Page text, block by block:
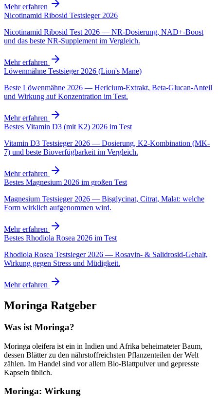
Mehr erfahren
Nicotinamid Ribosid Testsieger 2026
Nicotinamid Ribosid Test 2026 — NR-Dosierung, NAD+-Boost
und das beste NR-Supplement im Vergleich.
Mehr erfahren
Löwenmähne Testsieger 2026 (Lion's Mane)
Beste Löwenmähne 2026 — Hericium-Extrakt, Beta-Glucan-Anteil
und Wirkung auf Konzentration im Test.
Mehr erfahren
Bestes Vitamin D3 (mit K2) 2026 im Test
Vitamin D3 Testsieger 2026 — Dosierung, K2-Kombination (MK-
7) und beste Bioverfügbarkeit im Vergleich.
Mehr erfahren
Bestes Magnesium 2026 im großen Test
Magnesium Testsieger 2026 — Bisglycinat, Citrat, Malat: welche
Form wirklich aufgenommen wird.
Mehr erfahren
Bestes Rhodiola Rosea 2026 im Test
Rhodiola Rosea Testsieger 2026 — Rosavin- & Salidrosid-Gehalt,
Wirkung gegen Stress und Müdigkeit.
Mehr erfahren
Moringa Ratgeber
Was ist Moringa?
Moringa oleifera ist ein in Indien und Afrika beheimateter Baum,
dessen Blätter zu den nährstoffreichsten Pflanzenteilen der Welt
zählen. Im Handel sind vor allem Bio-Blattpulver und gepresste
Kapseln üblich.
Moringa: Wirkung